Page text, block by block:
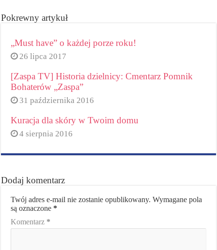
Pokrewny artykuł
„Must have” o każdej porze roku!
26 lipca 2017
[Zaspa TV] Historia dzielnicy: Cmentarz Pomnik
Bohaterów „Zaspa”
31 października 2016
Kuracja dla skóry w Twoim domu
4 sierpnia 2016
Dodaj komentarz
Twój adres e-mail nie zostanie opublikowany. Wymagane pola
są oznaczone *
Komentarz *